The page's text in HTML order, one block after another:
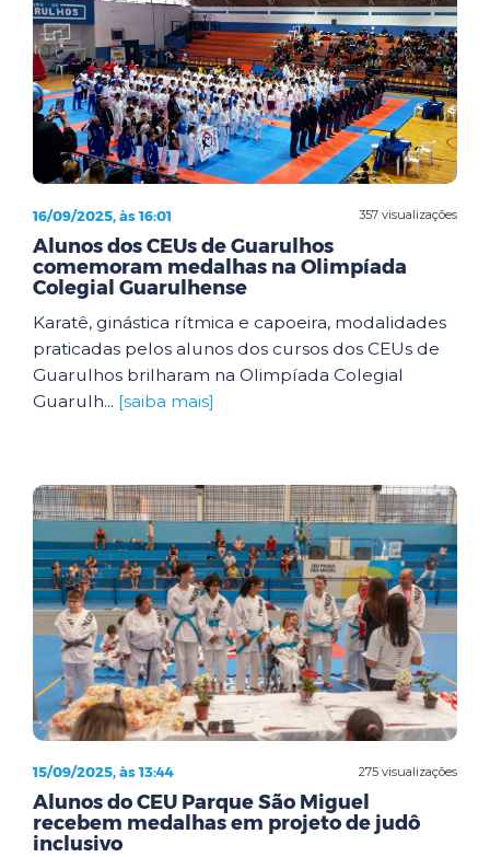
357 visualizações
16/09/2025, às 16:01
Alunos dos CEUs de Guarulhos
comemoram medalhas na Olimpíada
Colegial Guarulhense
Karatê, ginástica rítmica e capoeira, modalidades
praticadas pelos alunos dos cursos dos CEUs de
Guarulhos brilharam na Olimpíada Colegial
Guarulh... [saiba mais]
275 visualizações
15/09/2025, às 13:44
Alunos do CEU Parque São Miguel
recebem medalhas em projeto de judô
inclusivo